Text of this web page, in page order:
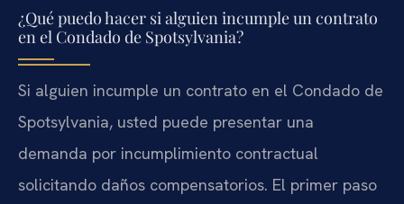
¿Qué puedo hacer si alguien incumple un contrato
en el Condado de Spotsylvania?
Si alguien incumple un contrato en el Condado de
Spotsylvania, usted puede presentar una
demanda por incumplimiento contractual
solicitando daños compensatorios. El primer paso